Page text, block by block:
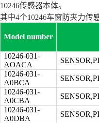
10246传感器本体。
其中4个10246车窗防夹力传
Model number
10246-031-
AOACA
10246-031-
A0BCA
10246-031-
A0CBA
10246-031-
A0DBA